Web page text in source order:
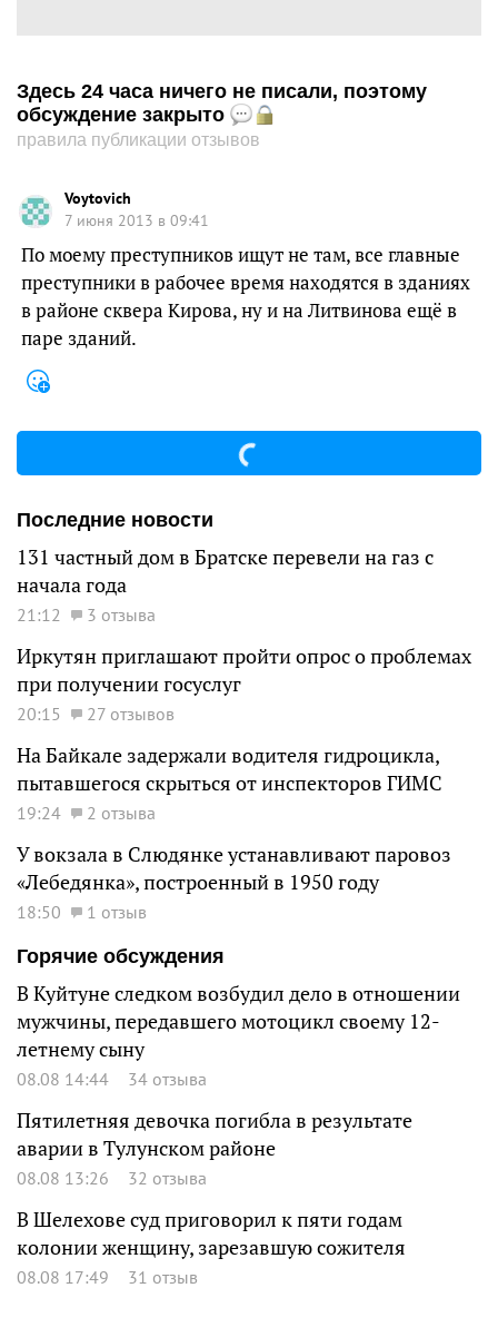
Здесь 24 часа ничего не писали, поэтому
обсуждение закрыто
правила публикации отзывов
Voytovich
7 июня 2013 в 09:41
По моему преступников ищут не там, все главные
преступники в рабочее время находятся в зданиях
в районе сквера Кирова, ну и на Литвинова ещё в
паре зданий.
Последние новости
131 частный дом в Братске перевели на газ с
начала года
21:12 3 отзыва
Иркутян приглашают пройти опрос о проблемах
при получении госуслуг
20:15 27 отзывов
На Байкале задержали водителя гидроцикла,
пытавшегося скрыться от инспекторов ГИМС
19:24 2 отзыва
У вокзала в Слюдянке устанавливают паровоз
«Лебедянка», построенный в 1950 году
18:50
1 отзыв
Горячие обсуждения
В Куйтуне следком возбудил дело в отношении
мужчины, передавшего мотоцикл своему 12-
летнему сыну
08.08 14:44 34 отзыва
Пятилетняя девочка погибла в результате
аварии в Тулунском районе
08.08 13:26 32 отзыва
В Шелехове суд приговорил к пяти годам
колонии женщину, зарезавшую сожителя
08.08 17:49 31 отзыв